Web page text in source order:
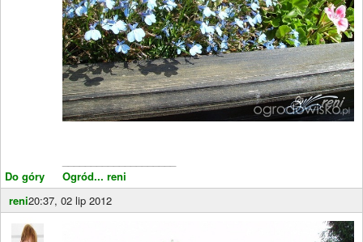
Do góry
Ogród... reni
reni20:37, 02 lip 2012